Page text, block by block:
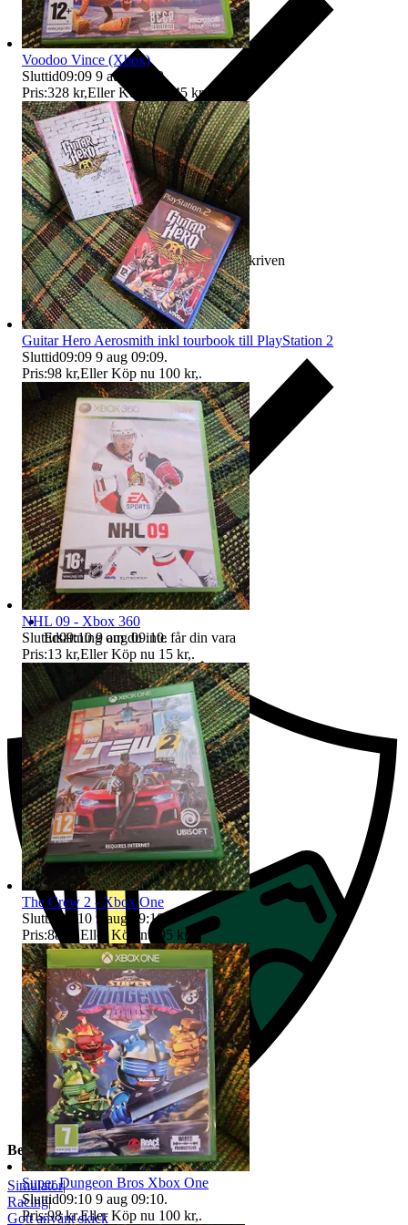
Ersättning om varan inte är som beskriven
Ersättning om du inte får din vara
Beskrivning
Simulator|
Racing|
Gott använt skick
Voodoo Vince (Xbox)
Sluttid09:09 9 aug 09:09.
Pris:328 kr,Eller Köp nu 345 kr,.
Guitar Hero Aerosmith inkl tourbook till PlayStation 2
Sluttid09:09 9 aug 09:09.
Pris:98 kr,Eller Köp nu 100 kr,.
NHL 09 - Xbox 360
Sluttid09:10 9 aug 09:10.
Pris:13 kr,Eller Köp nu 15 kr,.
The Crew 2 - Xbox One
Sluttid
09:10 9 aug 09:10
Pris:88 kr ,Eller Köp nu 95 kr
Super Dungeon Bros Xbox One
Sluttid09:10 9 aug 09:10.
Pris:98 kr,Eller Köp nu 100 kr,.